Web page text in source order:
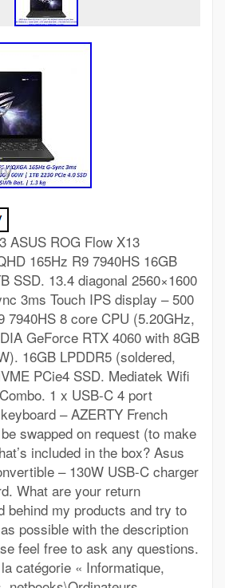
ASUS ROG Flow X13
165Hz R9 7940HS 16GB
SSD. 13.4 diagonal 2560×1600
3ms Touch IPS display – 500
7940HS 8 core CPU (5.20GHz,
GeForce RTX 4060 with 8GB
16GB LPDDR5 (soldered,
PCie4 SSD. Mediatek Wifi
1 x USB-C 4 port
– AZERTY French
swapped on request (to make
included in the box? Asus
– 130W USB-C charger
What are your return
behind my products and try to
possible with the description
feel free to ask any questions.
catégorie « Informatique,